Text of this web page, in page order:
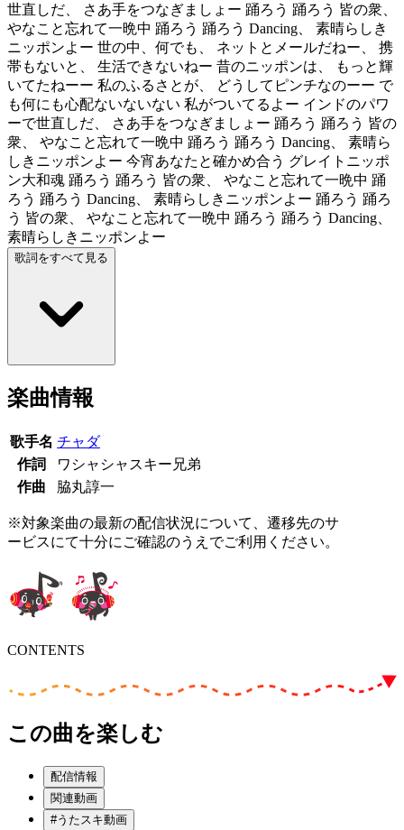
世直しだ、 さあ手をつなぎましょー 踊ろう 踊ろう 皆の衆、
やなこと忘れて一晩中 踊ろう 踊ろう Dancing、 素晴らしき
ニッポンよー 世の中、何でも、 ネットとメールだねー、 携
帯もないと、 生活できないねー 昔のニッポンは、 もっと輝
いてたねーー 私のふるさとが、 どうしてピンチなのーー で
も何にも心配ないないない 私がついてるよー インドのパワ
ーで世直しだ、 さあ手をつなぎましょー 踊ろう 踊ろう 皆の
衆、 やなこと忘れて一晩中 踊ろう 踊ろう Dancing、 素晴ら
しきニッポンよー 今宵あなたと確かめ合う グレイトニッポ
ン大和魂 踊ろう 踊ろう 皆の衆、 やなこと忘れて一晩中 踊
ろう 踊ろう Dancing、 素晴らしきニッポンよー 踊ろう 踊ろ
う 皆の衆、 やなこと忘れて一晩中 踊ろう 踊ろう Dancing、
素晴らしきニッポンよー
歌詞をすべて見る
楽曲情報
歌手名 チャダ
作詞
ワシャシャスキー兄弟
作曲
脇丸諄一
※対象楽曲の最新の配信状況について、遷移先のサ
ービスにて十分にご確認のうえでご利用ください。
CONTENTS
この曲を楽しむ
配信情報
関連動画
#うたスキ動画